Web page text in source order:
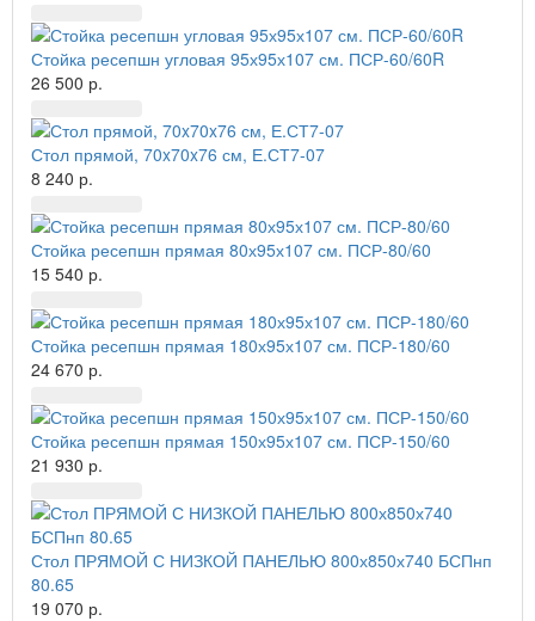
Стойка ресепшн угловая 95х95х107 см. ПСР-60/60R
26 500 р.
Стол прямой, 70x70x76 см, Е.СТ7-07
8 240 р.
Стойка ресепшн прямая 80х95х107 см. ПСР-80/60
15 540 р.
Стойка ресепшн прямая 180х95х107 см. ПСР-180/60
24 670 р.
Стойка ресепшн прямая 150х95х107 см. ПСР-150/60
21 930 р.
Стол ПРЯМОЙ С НИЗКОЙ ПАНЕЛЬЮ 800х850х740 БСПнп
80.65
19 070 р.